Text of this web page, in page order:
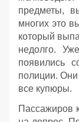
предметы,
многих это
который
недолго.
появились
полиции. Они
все купюры.
Пассажиров